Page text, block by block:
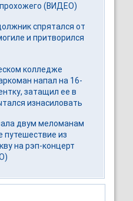
прохожего (ВИДЕО)
спрятался от
и притворился
колледже
напал на 16-
затащил ее в
изнасиловать
двум меломанам
путешествие из
на рэп-концерт